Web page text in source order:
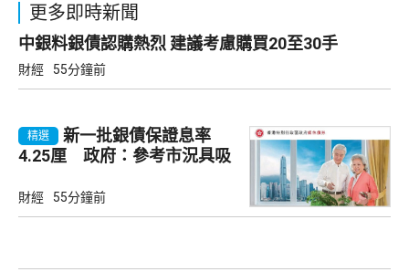
更多即時新聞
中銀料銀債認購熱烈 建議考慮購買20至30手
財經 55分鐘前
精選
新一批銀債保證息率
4.25厘 政府：參考市況具吸
財經 55分鐘前